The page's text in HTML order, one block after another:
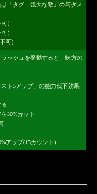
「タグ：強大な敵」の与ダメ
可)
可)
可)
ッシュを発動すると、味方の
ト5アップ」の能力低下効果
30%カット
アップ(15カウント)